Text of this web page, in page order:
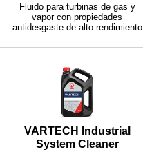
Fluido para turbinas de gas y
vapor con propiedades
antidesgaste de alto rendimiento
VARTECH Industrial
System Cleaner